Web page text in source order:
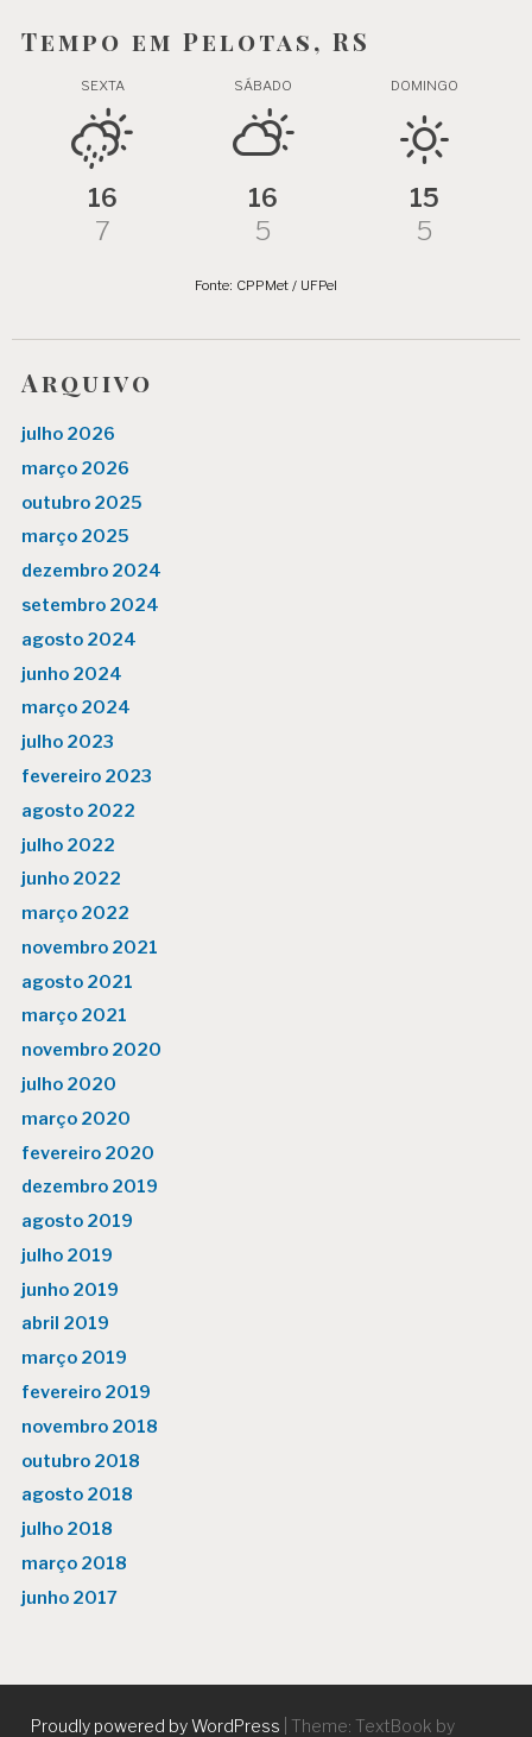
Tempo em Pelotas, RS
SEXTA
16
7
SÁBADO
16
5
DOMINGO
15
5
Fonte: CPPMet / UFPel
Arquivo
julho 2026
março 2026
outubro 2025
março 2025
dezembro 2024
setembro 2024
agosto 2024
junho 2024
março 2024
julho 2023
fevereiro 2023
agosto 2022
julho 2022
junho 2022
março 2022
novembro 2021
agosto 2021
março 2021
novembro 2020
julho 2020
março 2020
fevereiro 2020
dezembro 2019
agosto 2019
julho 2019
junho 2019
abril 2019
março 2019
fevereiro 2019
novembro 2018
outubro 2018
agosto 2018
julho 2018
março 2018
junho 2017
Proudly powered by WordPress Theme: TextBook by